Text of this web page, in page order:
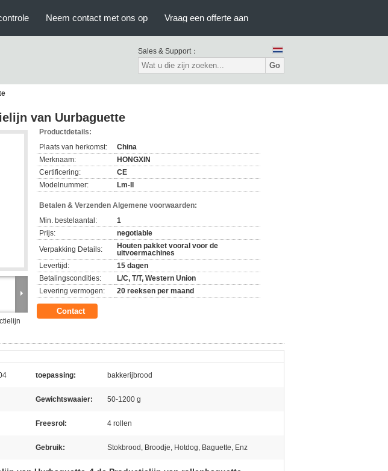
Neem contact met ons op Vraag een offerte aan
Sales & Support：
Go
van Uurbaguette
Productdetails:
Plaats van herkomst:
China
Merknaam:
HONGXIN
Certificering:
CE
Modelnummer:
Lm-II
Betalen & Verzenden Algemene voorwaarden:
Min. bestelaantal:
1
Prijs:
negotiable
Verpakking Details:
Houten pakket vooral voor de
uitvoermachines
Levertijd:
15 dagen
Betalingscondities:
L/C, T/T, Western Union
Levering vermogen:
20 reeksen per maand
Contact
toepassing: bakkerijbrood
Gewichtswaaier: 50-1200 g
Freesrol: 4 rollen
Gebruik: Stokbrood, Broodje, Hotdog, Baguette, Enz